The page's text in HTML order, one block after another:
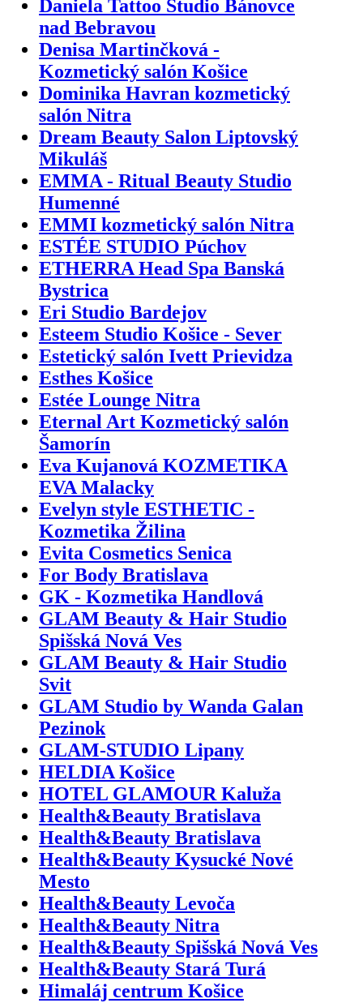
Daniela Tattoo Studio Bánovce
nad Bebravou
Denisa Martinčková -
Kozmetický salón Košice
Dominika Havran kozmetický
salón Nitra
Dream Beauty Salon Liptovský
Mikuláš
EMMA - Ritual Beauty Studio
Humenné
EMMI kozmetický salón Nitra
ESTÉE STUDIO Púchov
ETHERRA Head Spa Banská
Bystrica
Eri Studio Bardejov
Esteem Studio Košice - Sever
Estetický salón Ivett Prievidza
Esthes Košice
Estée Lounge Nitra
Eternal Art Kozmetický salón
Šamorín
Eva Kujanová KOZMETIKA
EVA Malacky
Evelyn style ESTHETIC -
Kozmetika Žilina
Evita Cosmetics Senica
For Body Bratislava
GK - Kozmetika Handlová
GLAM Beauty & Hair Studio
Spišská Nová Ves
GLAM Beauty & Hair Studio
Svit
GLAM Studio by Wanda Galan
Pezinok
GLAM-STUDIO Lipany
HELDIA Košice
HOTEL GLAMOUR Kaluža
Health&Beauty Bratislava
Health&Beauty Bratislava
Health&Beauty Kysucké Nové
Mesto
Health&Beauty Levoča
Health&Beauty Nitra
Health&Beauty Spišská Nová Ves
Health&Beauty Stará Turá
Himaláj centrum Košice